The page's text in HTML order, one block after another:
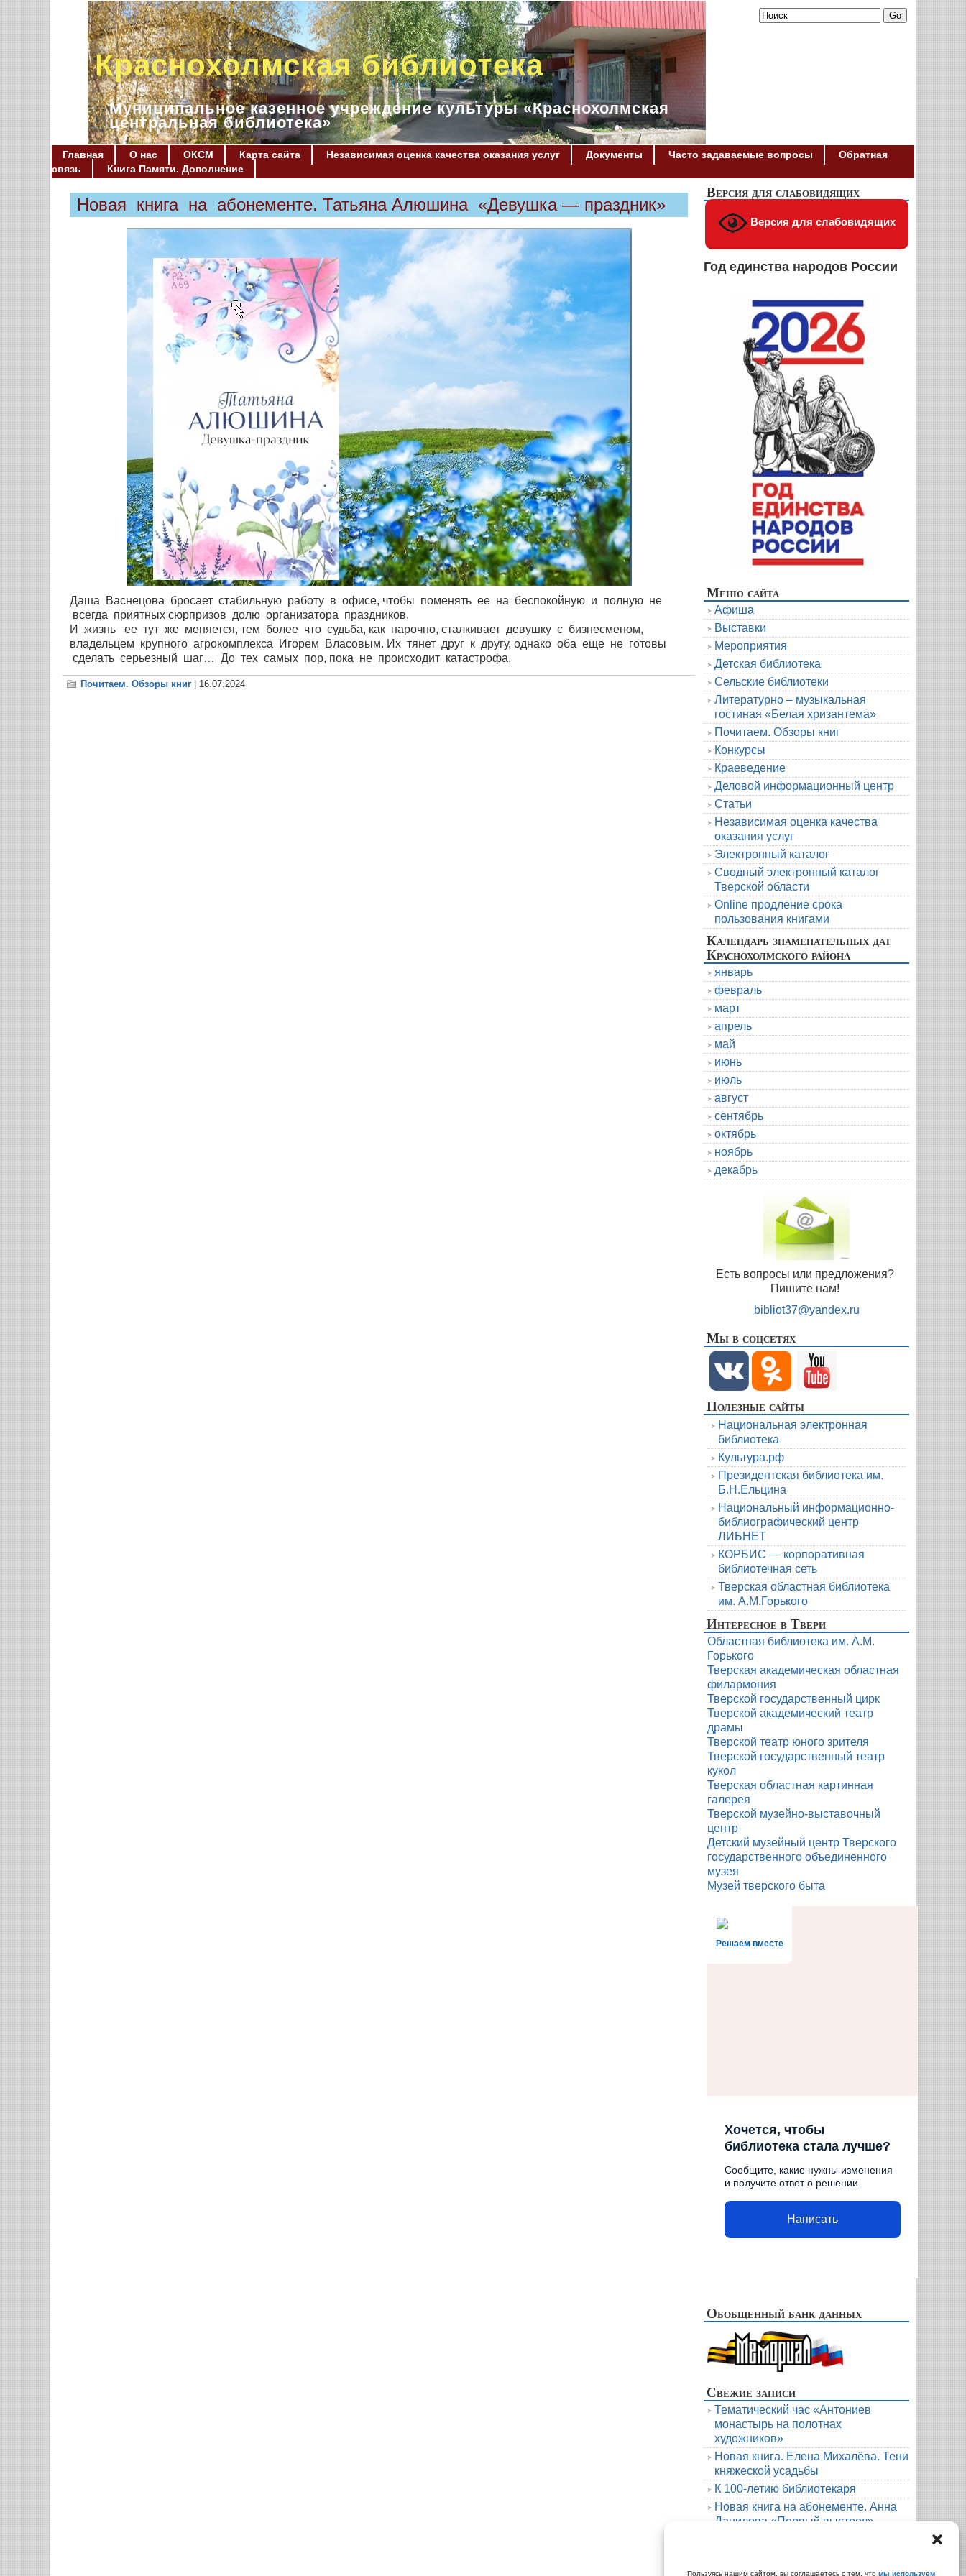
Пользуясь нашим сайтом, вы соглашаетесь с тем, что мы используем
Краснохолмская библиотека
Муниципальное казенное учреждение культуры «Краснохолмская
центральная библиотека»
Главная О нас ОКСМ Карта сайта Независимая оценка качества оказания услуг Документы Часто задаваемые вопросы
Обратная
связь
Книга Памяти. Дополнение
Новая книга на абонементе. Татьяна Алюшина «Девушка — праздник»
Даша Васнецова бросает стабильную работу в офисе, чтобы поменять ее на беспокойную и полную не
всегда приятных сюрпризов долю организатора праздников.
И жизнь ее тут же меняется, тем более что судьба, как нарочно, сталкивает девушку с бизнесменом,
владельцем крупного агрокомплекса Игорем Власовым. Их тянет друг к другу, однако оба еще не готовы
сделать серьезный шаг… До тех самых пор, пока не происходит катастрофа.
Почитаем. Обзоры книг | 16.07.2024
Версия для слабовидящих
Версия для слабовидящих
Год единства народов России
Меню сайта
Афиша
Выставки
Мероприятия
Детская библиотека
Сельские библиотеки
Литературно – музыкальная
гостиная «Белая хризантема»
Почитаем. Обзоры книг
Конкурсы
Краеведение
Деловой информационный центр
Статьи
Независимая оценка качества
оказания услуг
Электронный каталог
Сводный электронный каталог
Тверской области
Online продление срока
пользования книгами
Календарь знаменательных дат
Краснохолмского района
январь
февраль
март
апрель
май
июнь
июль
август
сентябрь
октябрь
ноябрь
декабрь
Есть вопросы или предложения?
Пишите нам!
bibliot37@yandex.ru
Мы в соцсетях
Полезные сайты
Национальная электронная
библиотека
Культура.рф
Президентская библиотека им.
Б.Н.Ельцина
Национальный информационно-
библиографический центр
ЛИБНЕТ
КОРБИС — корпоративная
библиотечная сеть
Тверская областная библиотека
им. А.М.Горького
Интересное в Твери
Областная библиотека им. А.М.
Горького
Тверская академическая областная
филармония
Тверской государственный цирк
Тверской академический театр
драмы
Тверской театр юного зрителя
Тверской государственный театр
кукол
Тверская областная картинная
галерея
Тверской музейно-выставочный
центр
Детский музейный центр Тверского
государственного объединенного
музея
Музей тверского быта
Решаем вместе
Хочется, чтобы
библиотека стала лучше?
Сообщите, какие нужны изменения
и получите ответ о решении
Написать
Обобщенный банк данных
Свежие записи
Тематический час «Антониев
монастырь на полотнах
художников»
Новая книга. Елена Михалёва. Тени
княжеской усадьбы
К 100-летию библиотекаря
Новая книга на абонементе. Анна
Данилова «Первый выстрел»